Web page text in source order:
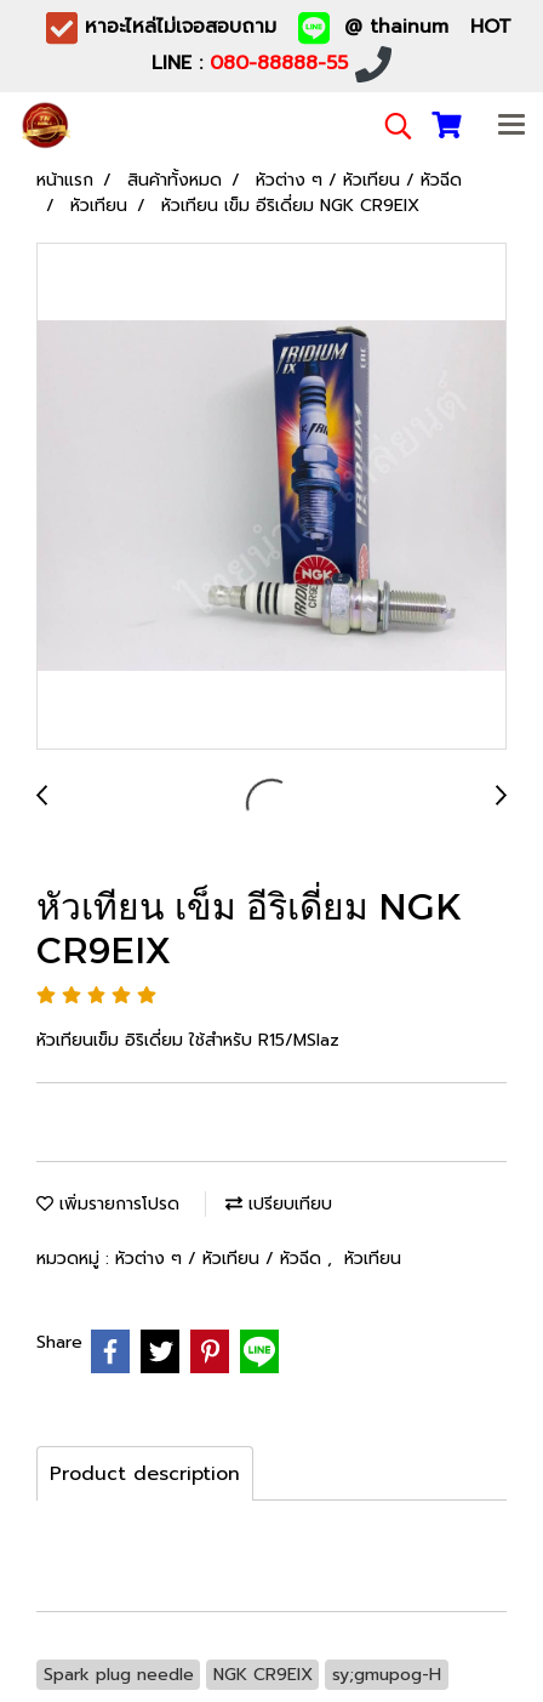
หาอะไหล่ไม่เจอสอบถาม
@ thainum HOT
LINE : 080-88888-55
หน้าแรก สินค้าทั้งหมด
หัวต่าง ๆ / หัวเทียน / หัวฉีด
หัวเทียน
หัวเทียน เข็ม อีริเดี่ยม NGK CR9EIX
หัวเทียน เข็ม อีริเดี่ยม NGK
CR9EIX
หัวเทียนเข็ม อิริเดี่ยม ใช้สำหรับ R15/MSlaz
เพิ่มรายการโปรด เปรียบเทียบ
หมวดหมู่ : หัวต่าง ๆ / หัวเทียน / หัวฉีด , หัวเทียน
Share
Product description
Spark plug needle NGK CR9EIX
sy;gmupog-H